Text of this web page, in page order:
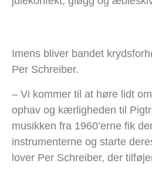
Imens bliver bandet
Per Schreiber.
– Vi kommer til at høre lidt
ophav og kærligheden til
musikken fra 1960’erne fik
instrumenterne og starte
lover Per Schreiber, der